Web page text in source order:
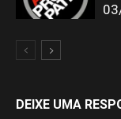
DEIXE UMA